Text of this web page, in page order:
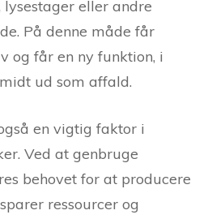
eller andre
På denne måde får
og får en ny funktion, i
ud som affald.
en vigtig faktor i
Ved at genbruge
behovet for at producere
ressourcer og